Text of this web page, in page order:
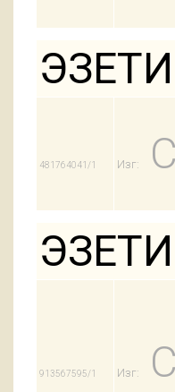
481764041/1 Изг:
913567595/1 Изг: